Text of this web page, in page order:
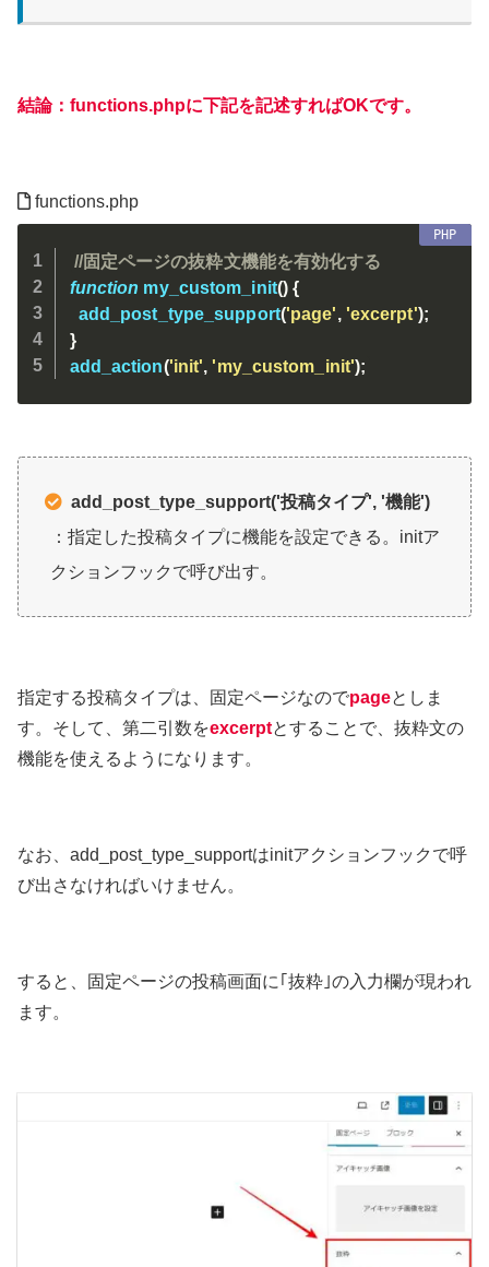
結論：functions.phpに下記を記述すればOKです。
functions.php
//固定ページの抜粋文機能を有効化する
function my_custom_init() {
add_post_type_support('page', 'excerpt');
}
add_action('init', 'my_custom_init');
add_post_type_support('投稿タイプ', '機能')
：指定した投稿タイプに機能を設定できる。initア
クションフックで呼び出す。
指定する投稿タイプは、固定ページなのでpageとしま
す。そして、第二引数をexcerptとすることで、抜粋文の
機能を使えるようになります。
なお、add_post_type_supportはinitアクションフックで呼
び出さなければいけません。
すると、固定ページの投稿画面に｢抜粋｣の入力欄が現われ
ます。